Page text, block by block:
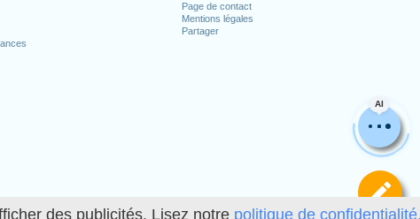
des publicités. Lisez notre politique de
Page de contact
Mentions légales
Partager
AI